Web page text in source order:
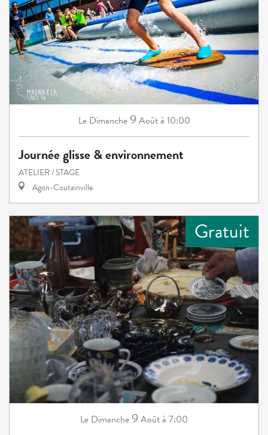
Le Dimanche9Aoûtà 10:00
Journée glisse & environnement
ATELIER / STAGE
Agon-Coutainville
Gratuit
Le Dimanche9Aoûtà 7:00